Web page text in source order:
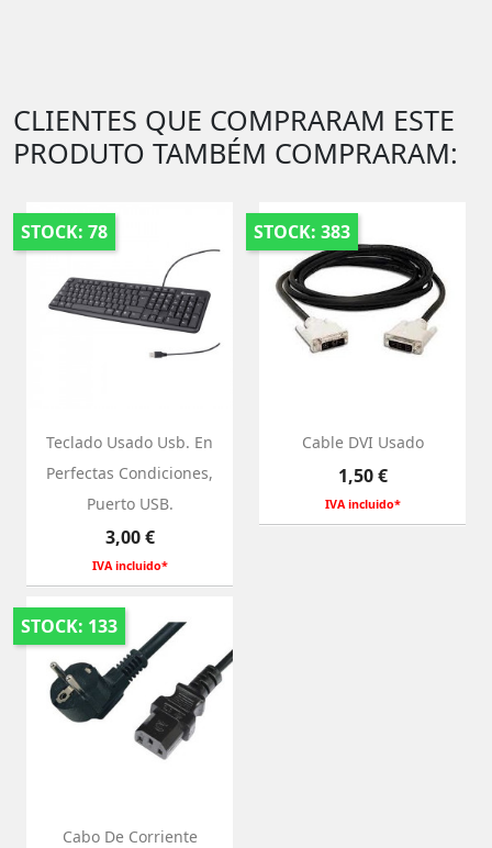
CLIENTES QUE COMPRARAM ESTE
PRODUTO TAMBÉM COMPRARAM:
STOCK: 78
Teclado Usado Usb. En
Perfectas Condiciones,
Puerto USB.
Preço
3,00 €
IVA incluido*
STOCK: 383
Cable DVI Usado
Preço
1,50 €
IVA incluido*
STOCK: 133
Cabo De Corriente